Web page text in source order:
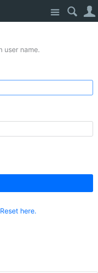
Site
user name.
Reset here.